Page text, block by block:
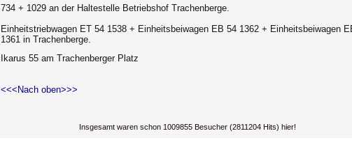
734 + 1029 an der Haltestelle Betriebshof Trachenberge.
Einheitstriebwagen ET 54 1538 + Einheitsbeiwagen EB 54 1362 + Einheitsbeiwagen
1361 in Trachenberge.
Ikarus 55 am Trachenberger Platz
<<<Nach oben>>>
Insgesamt waren schon 1009855 Besucher (2811204 Hits) hier!